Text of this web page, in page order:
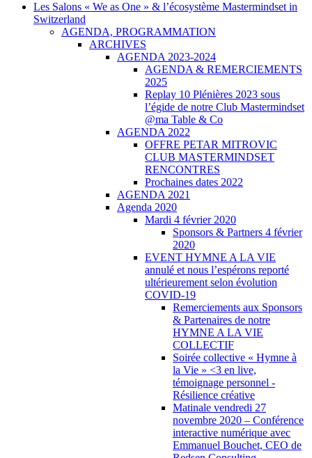
Les Salons « We as One » & l’écosystème Mastermindset in
Switzerland
AGENDA, PROGRAMMATION
ARCHIVES
AGENDA 2023-2024
AGENDA & REMERCIEMENTS
2025
Replay 10 Plénières 2023 sous
l’égide de notre Club Mastermindset
@ma Table & Co
AGENDA 2022
OFFRE PETAR MITROVIC
CLUB MASTERMINDSET
RENCONTRES
Prochaines dates 2022
AGENDA 2021
Agenda 2020
Mardi 4 février 2020
Sponsors & Partners 4 février
2020
EVENT HYMNE A LA VIE
annulé et nous l’espérons reporté
ultérieurement selon évolution
COVID-19
Remerciements aux Sponsors
& Partenaires de notre
HYMNE A LA VIE
COLLECTIF
Soirée collective « Hymne à
la Vie » <3 en live,
témoignage personnel -
Résilience créative
Matinale vendredi 27
novembre 2020 – Conférence
interactive numérique avec
Emmanuel Bouchet, CEO de